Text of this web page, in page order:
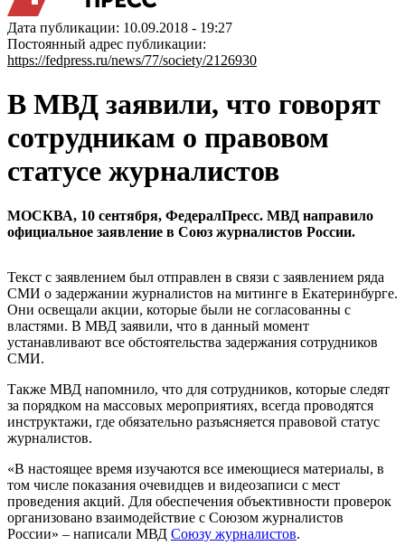
Дата публикации: 10.09.2018 - 19:27
Постоянный адрес публикации:
https://fedpress.ru/news/77/society/2126930
В МВД заявили, что говорят
сотрудникам о правовом
статусе журналистов
МОСКВА, 10 сентября, ФедералПресс. МВД направило
официальное заявление в Союз журналистов России.
Текст с заявлением был отправлен в связи с заявлением ряда
СМИ о задержании журналистов на митинге в Екатеринбурге.
Они освещали акции, которые были не согласованны с
властями. В МВД заявили, что в данный момент
устанавливают все обстоятельства задержания сотрудников
СМИ.
Также МВД напомнило, что для сотрудников, которые следят
за порядком на массовых мероприятиях, всегда проводятся
инструктажи, где обязательно разъясняется правовой статус
журналистов.
«В настоящее время изучаются все имеющиеся материалы, в
том числе показания очевидцев и видеозаписи с мест
проведения акций. Для обеспечения объективности проверок
организовано взаимодействие с Союзом журналистов
России» – написали МВД Союзу журналистов.